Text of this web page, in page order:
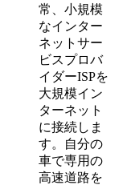
常、小規模
なインター
ネットサー
ビスプロバ
イダーISPを
大規模イン
ターネット
に接続しま
す。自分の
車で専用の
高速道路を